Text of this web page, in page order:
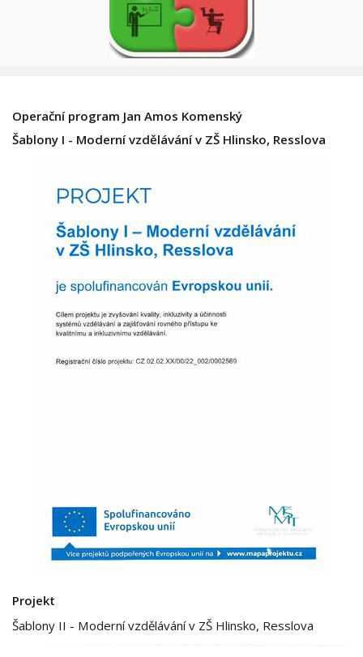
Operační program Jan Amos Komenský
Šablony I - Moderní vzdělávání v ZŠ Hlinsko, Resslova
Projekt
Šablony II - Moderní vzdělávání v ZŠ Hlinsko, Resslova